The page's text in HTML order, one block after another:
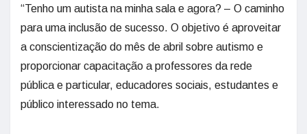
“Tenho um autista na minha sala e agora? – O caminho
para uma inclusão de sucesso. O objetivo é aproveitar
a conscientização do mês de abril sobre autismo e
proporcionar capacitação a professores da rede
pública e particular, educadores sociais, estudantes e
público interessado no tema.